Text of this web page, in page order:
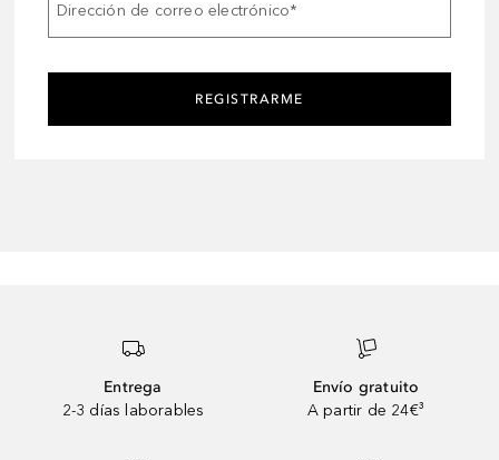
Dirección de correo electrónico*
REGISTRARME
Entrega
2-3 días laborables
Envío gratuito
A partir de 24€³